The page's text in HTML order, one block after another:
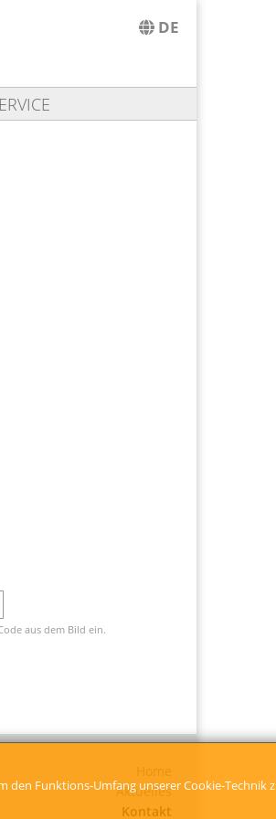
den Funktions-Umfang unserer Cookie-Technik
DE
aus dem Bild ein.
Aktuelles
Kontakt